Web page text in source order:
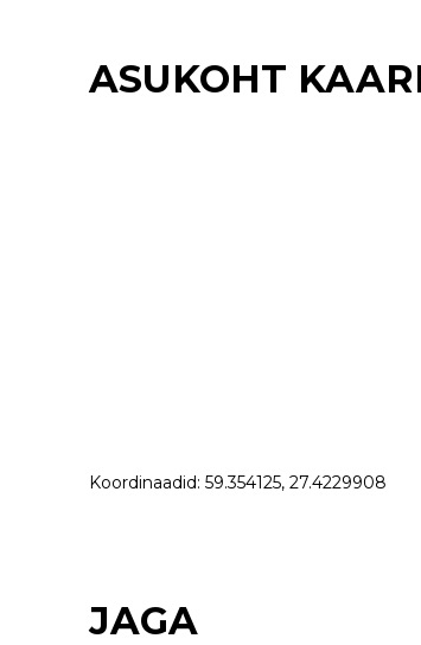
ASUKOHT
Koordinaadid: 59.354125, 27.4229908
JAGA